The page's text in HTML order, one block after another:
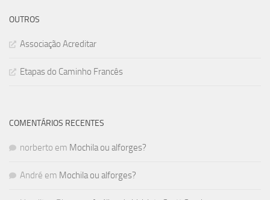
OUTROS
Associação Acreditar
Etapas do Caminho Francês
COMENTÁRIOS RECENTES
norberto em Mochila ou alforges?
André em Mochila ou alforges?